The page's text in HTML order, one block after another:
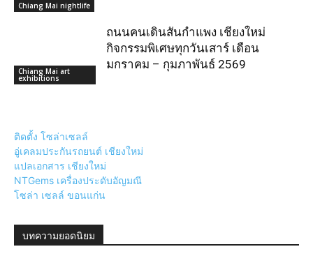
Chiang Mai nightlife
Chiang Mai art
exhibitions
ถนนคนเดินสันกำแพง เชียงใหม่
กิจกรรมพิเศษทุกวันเสาร์ เดือน
มกราคม – กุมภาพันธ์ 2569
ติดตั้ง โซล่าเซลล์
อู่เคลมประกันรถยนต์ เชียงใหม่
แปลเอกสาร เชียงใหม่
NTGems เครื่องประดับอัญมณี
โซล่า เซลล์ ขอนแก่น
บทความยอดนิยม